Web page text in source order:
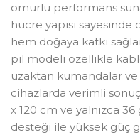
ömürlü performans
hücre yapısı
hem doğaya katkı
pil modeli özellikle
uzaktan kumandalar
cihazlarda verimli
x 120 cm ve yalnızca 36
desteği ile yüksek güç